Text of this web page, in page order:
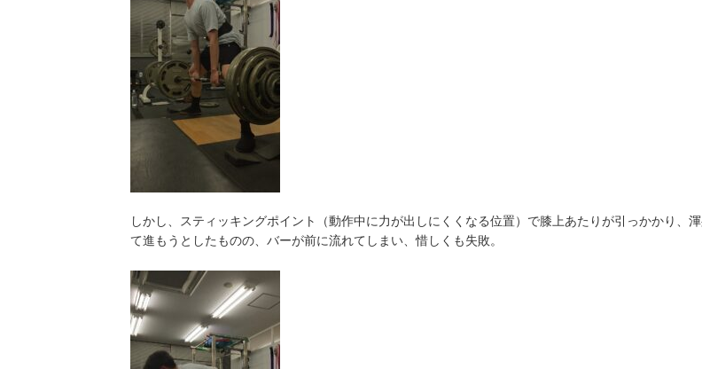
しかし、スティッキングポイント（動作中に力が出しにくくなる位置）で膝上あたりが引っかかり、
て進もうとしたものの、バーが前に流れてしまい、惜しくも失敗。